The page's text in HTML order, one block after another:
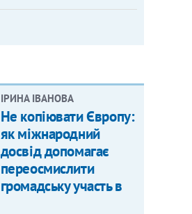
ІРИНА ІВАНОВА
Не копіювати Європу:
як міжнародний
досвід допомагає
переосмислити
громадську участь в